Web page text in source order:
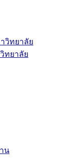
วิทยาลัย
ทยาลัย
น